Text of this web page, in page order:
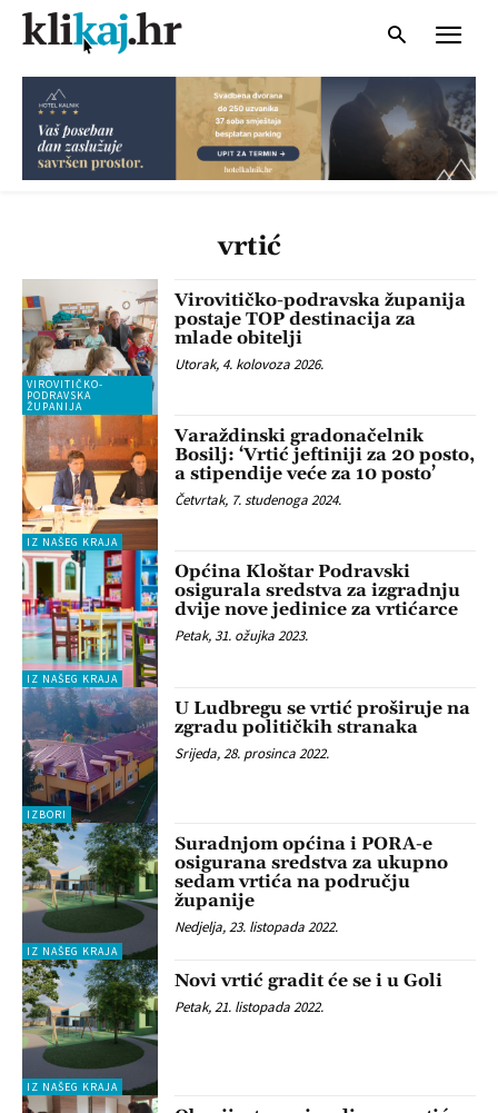
vrtić
VIROVITIČKO-
PODRAVSKA
ŽUPANIJA
Virovitičko-podravska županija
postaje TOP destinacija za
mlade obitelji
Utorak, 4. kolovoza 2026.
IZ NAŠEG KRAJA
Varaždinski gradonačelnik
Bosilj: ‘Vrtić jeftiniji za 20 posto,
a stipendije veće za 10 posto’
Četvrtak, 7. studenoga 2024.
IZ NAŠEG KRAJA
Općina Kloštar Podravski
osigurala sredstva za izgradnju
dvije nove jedinice za vrtićarce
Petak, 31. ožujka 2023.
IZBORI
U Ludbregu se vrtić proširuje na
zgradu političkih stranaka
Srijeda, 28. prosinca 2022.
IZ NAŠEG KRAJA
Suradnjom općina i PORA-e
osigurana sredstva za ukupno
sedam vrtića na području
županije
Nedjelja, 23. listopada 2022.
IZ NAŠEG KRAJA
Novi vrtić gradit će se i u Goli
Petak, 21. listopada 2022.